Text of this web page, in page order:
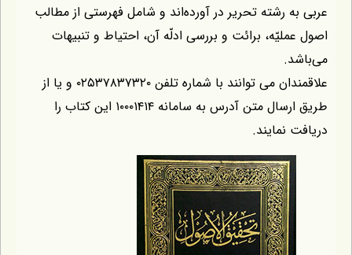
رشته تحریر در آورده‌اند و شامل فهرستی از مطالب
برائت و بررسی ادلّه آن، احتیاط و تنبیهات
علاقمندان می توانند با شماره تلفن ۰۲۵۳۷۸۳۷۳۲۰ و یا از
طریق ارسال متن آدرس به سامانه ۱۰۰۰۱۴۱۴ این کتاب را